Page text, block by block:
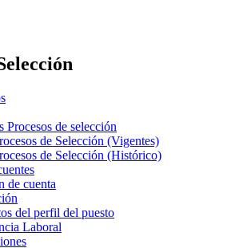
Procesos de selección
de Selección (Vigentes)
de Selección (Histórico)
de cuenta
del perfil del puesto
Laboral